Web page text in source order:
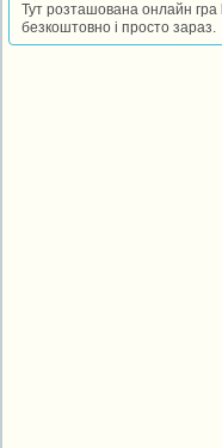
Тут розташована онлайн гра
безкоштовно і просто зараз.